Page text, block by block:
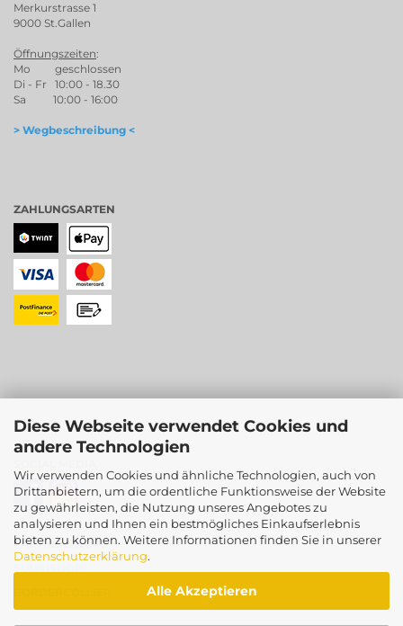
Diese Webseite verwendet Cookies und
andere Technologien
Wir verwenden Cookies und ähnliche Technologien, auch von
Drittanbietern, um die ordentliche Funktionsweise der Website
zu gewährleisten, die Nutzung unseres Angebotes zu
analysieren und Ihnen ein bestmögliches Einkaufserlebnis
bieten zu können. Weitere Informationen finden Sie in unserer
Datenschutzerklärung.
Alle Akzeptieren
Merkurstrasse 1
9000 St.Gallen
Öffnungszeiten:
Mo geschlossen
Di - Fr 10:00 - 18.30
Sa 10:00 - 16:00
> Wegbeschreibung <
ZAHLUNGSARTEN
PARTNERSHOPS